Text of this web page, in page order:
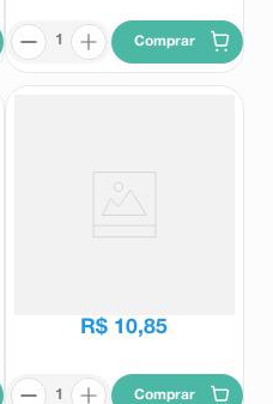
Comprar
Barra de Proteína Integralmedica
R$ 10,85
Comprar